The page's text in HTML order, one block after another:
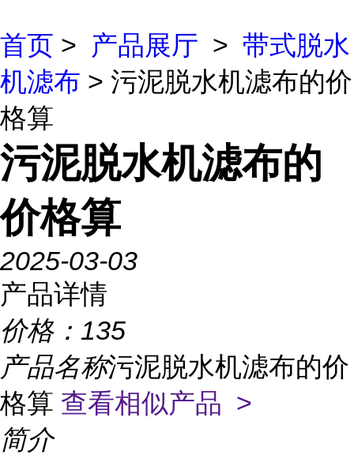
首页 > 产品展厅 > 带式脱水
机滤布 > 污泥脱水机滤布的价
格算
污泥脱水机滤布的
价格算
2025-03-03
产品详情
价格： 135
产品名称污泥脱水机滤布的价
格算 查看相似产品 >
简介